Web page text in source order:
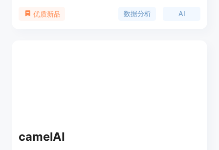
和CSV文件分析，还提供与Firebase、Postgres等数
优质新品 数据分析 AI
camelAI